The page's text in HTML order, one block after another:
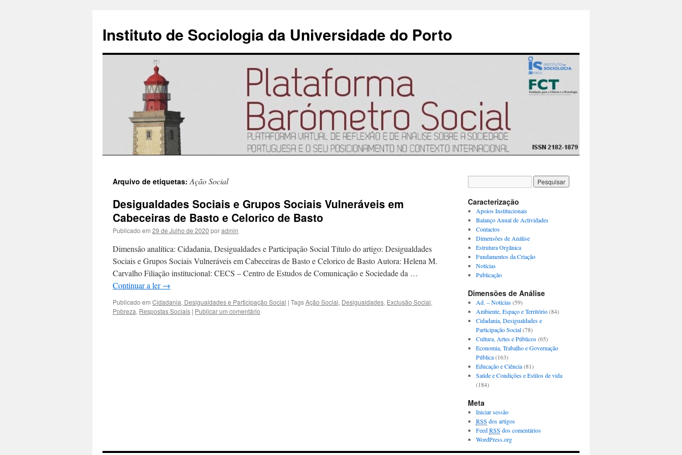
Instituto de Sociologia da Universidade do Porto
para
conteúdo
Arquivo de etiquetas:Ação Social
Desigualdades Sociais e Grupos Sociais Vulneráveis em
Cabeceiras de Basto e Celorico de Basto
Publicado em 29 de Julho de 2020 poradmin
Dimensão analítica: Cidadania, Desigualdades e Participação Social Título do artigo: Desigualdades
Sociais e Grupos Sociais Vulneráveis em Cabeceiras de Basto e Celorico de Basto Autora: Helena M.
Carvalho Filiação institucional: CECS – Centro de Estudos de Comunicação e Sociedade da …
Continuar a ler→
Publicado em Cidadania, Desigualdades e Participação Social | TagsAção Social, Desigualdades, Exclusão Social,
Pobreza, Respostas Sociais | Publicar um comentário
Caracterização
Apoios Institucionais
Balanço Anual de Actividades
Contactos
Dimensões de Análise
Estrutura Orgânica
Fundamentos da Criação
Notícias
Publicação
Dimensões de Análise
Ad. – Notícias(59)
Ambiente, Espaço e Território(84)
Cidadania, Desigualdades e
Participação Social(78)
Cultura, Artes e Públicos(65)
Economia, Trabalho e Governação
Pública(163)
Educação e Ciência(81)
Saúde e Condições e Estilos de vida
(184)
Meta
Iniciar sessão
RSS dos artigos
FeedRSS dos comentários
WordPress.org